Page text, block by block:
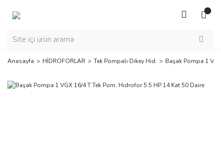
Anasayfa HİDROFORLAR Tek Pompalı Dikey Hid. Başak Pompa 1